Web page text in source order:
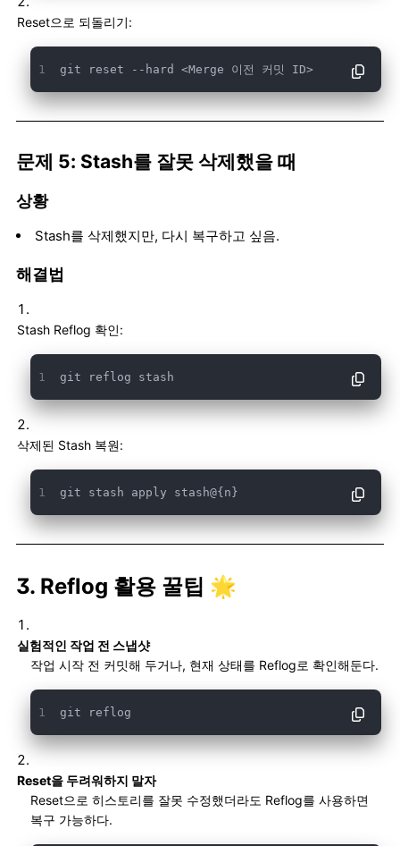
Reset으로 되돌리기:
git reset --hard <Merge 이전 커밋 ID>
문제 5: Stash를 잘못 삭제했을 때
상황
Stash를 삭제했지만, 다시 복구하고 싶음.
해결법
Stash Reflog 확인:
git reflog stash
삭제된 Stash 복원:
git stash apply stash@{n}
3. Reflog 활용 꿀팁 🌟
실험적인 작업 전 스냅샷
작업 시작 전 커밋해 두거나, 현재 상태를 Reflog로 확인해둔다.
git reflog
Reset을 두려워하지 말자
Reset으로 히스토리를 잘못 수정했더라도 Reflog를 사용하면
복구 가능하다.